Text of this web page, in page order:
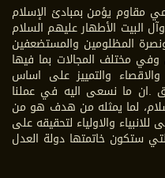
مقاوم يؤمن بمبادئ الإسلام
البيت الأطهار عليهم السلام
المظلومين والمستضعفين
مختلف المجالات بما فيها
والاقصاء والتمييز على اساس
.ان ما نسعى اليه في عملنا
لما يمثله من هدف هو من
والاولياء لتحقيقه على
ستكون خاتمتها دولة العدل